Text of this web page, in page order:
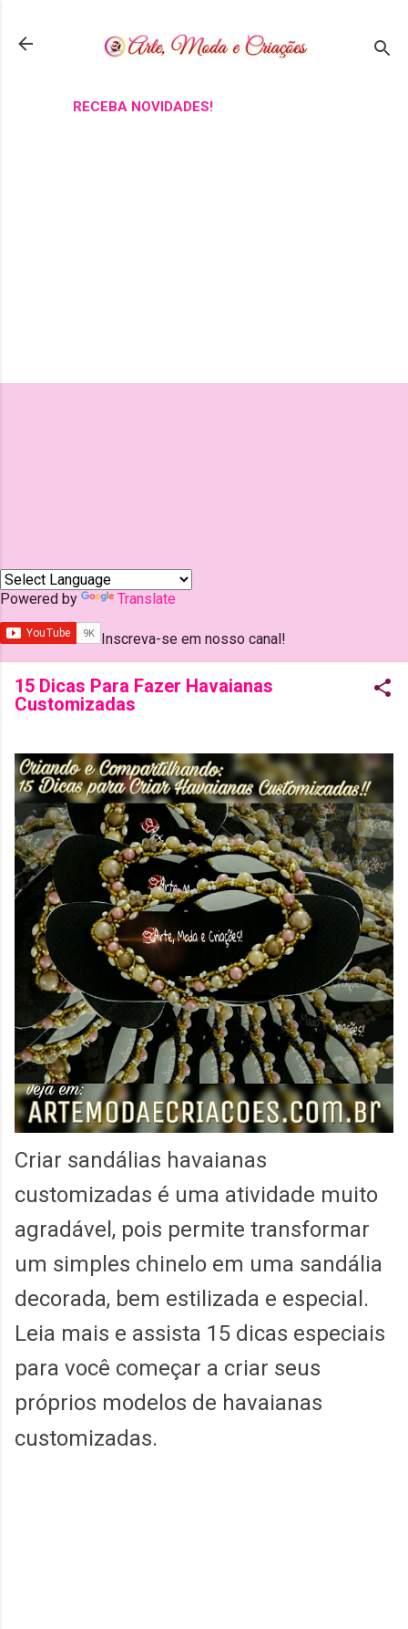
RECEBA NOVIDADES!
Powered by Translate
Inscreva-se em nosso canal!
15 Dicas Para Fazer Havaianas
Customizadas
Criar sandálias havaianas
customizadas é uma atividade muito
agradável, pois permite transformar
um simples chinelo em uma sandália
decorada, bem estilizada e especial.
Leia mais e assista 15 dicas especiais
para você começar a criar seus
próprios modelos de havaianas
customizadas.